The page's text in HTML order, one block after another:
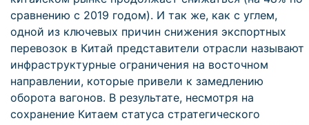
сравнению с 2019 годом). И так же, как с углем,
одной из ключевых причин снижения экспортных
перевозок в Китай представители отрасли называют
инфраструктурные ограничения на восточном
направлении, которые привели к замедлению
оборота вагонов. В результате, несмотря на
сохранение Китаем статуса стратегического